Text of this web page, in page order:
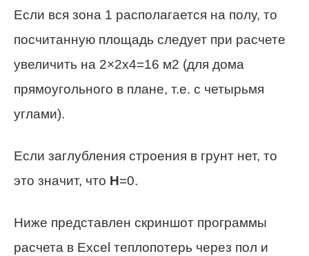
Если вся зона 1 располагается на полу, то
посчитанную площадь следует при расчете
увеличить на 2×2х4=16 м2 (для дома
прямоугольного в плане, т.е. с четырьмя
углами).
Если заглубления строения в грунт нет, то
это значит, что H=0.
Ниже представлен скриншот программы
расчета в Excel теплопотерь через пол и